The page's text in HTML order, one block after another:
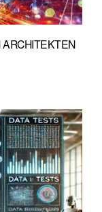
ARCHITEKTEN